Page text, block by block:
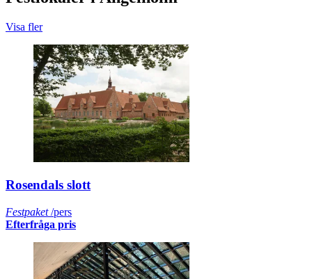
Visa fler
Rosendals slott
Festpaket/pers
Efterfråga pris